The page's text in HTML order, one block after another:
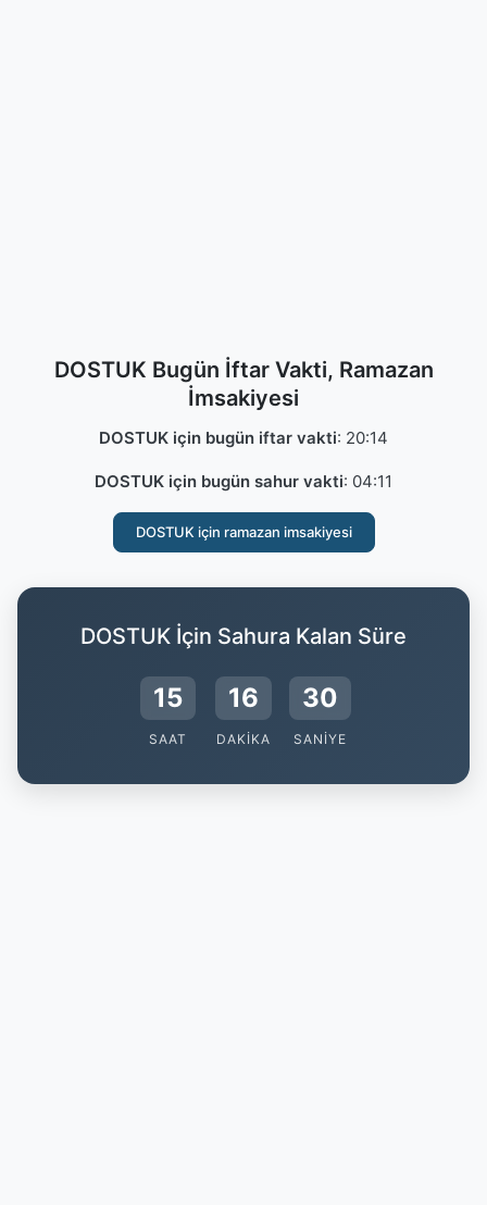
DOSTUK Bugün İftar Vakti, Ramazan
İmsakiyesi
DOSTUK için bugün iftar vakti: 20:14
DOSTUK için bugün sahur vakti: 04:11
DOSTUK için ramazan imsakiyesi
DOSTUK İçin Sahura Kalan Süre
15
SAAT
16
DAKIKA
29
SANIYE